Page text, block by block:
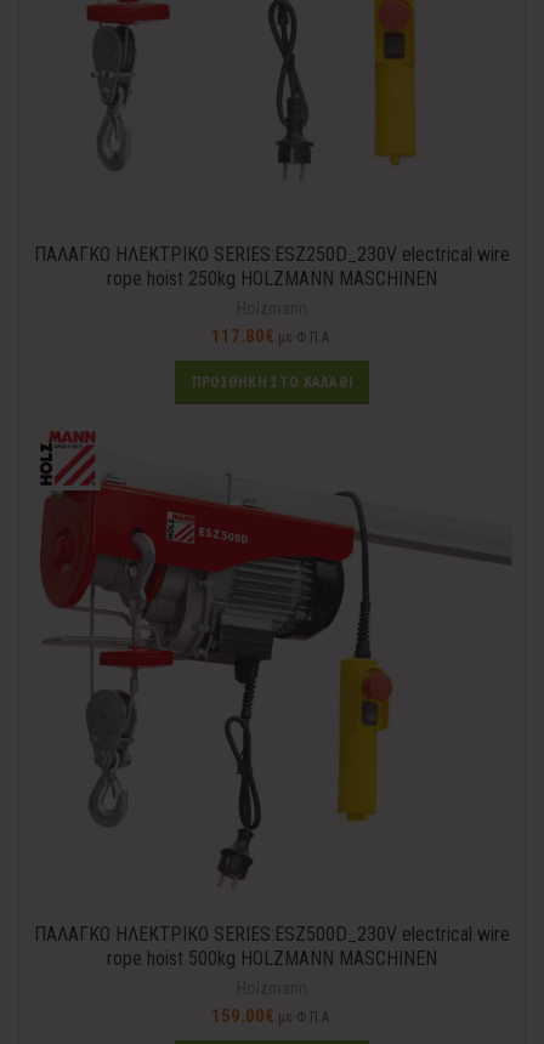
ΠΑΛΑΓΚΟ ΗΛΕΚΤΡΙΚΟ SERIES:ESZ250D_230V electrical wire
rope hoist 250kg HOLZMANN MASCHINEN
117.80€ με Φ.Π.Α.
ΠΡΟΣΘΉΚΗ ΣΤΟ ΚΑΛΆΘΙ
ΠΑΛΑΓΚΟ ΗΛΕΚΤΡΙΚΟ SERIES:ESZ500D_230V electrical wire
rope hoist 500kg HOLZMANN MASCHINEN
159.00€ με Φ.Π.Α.